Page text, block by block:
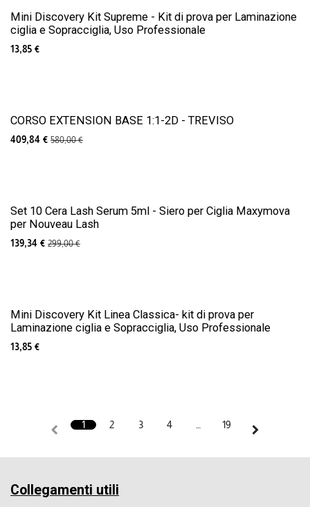
Mini Discovery Kit Supreme - Kit di prova per Laminazione
ciglia e Sopracciglia, Uso Professionale
13,85 €
CORSO EXTENSION BASE 1:1-2D - TREVISO
409,84 € 580,00€
Set 10 Cera Lash Serum 5ml - Siero per Ciglia Maxymova
per Nouveau Lash
139,34 € 299,00€
Mini Discovery Kit Linea Classica- kit di prova per
Laminazione ciglia e Sopracciglia, Uso Professionale
13,85 €
1 2 3 4 19
Collegamenti utili